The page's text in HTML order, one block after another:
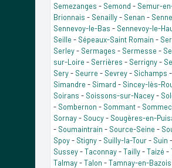
Semezanges - Semond - Semur-
Brionnais - Senailly- Senan -
Sennevoy-le-Bas - Sennevoy-le-
Seille - Sépeaux-Saint Romain -
Serley- Sermages - Sermesse -
sur-Loire - Serrières - Serrigny-
Sery- Seurre - Sevrey- Sichamps -
Simandre - Simard - Sincey-lès-
Soirans - Soissons-sur-Nacey-
- Sombernon - Sommant-
Sornay- Soucy- Sougères-en-
- Soumaintrain - Source-Seine -
Spoy- Stigny- Suilly-la-Tour- Suin -
Sussey-Taconnay-Tailly-Taizé -
Talmay-Talon -Tamnay-en-Bazois